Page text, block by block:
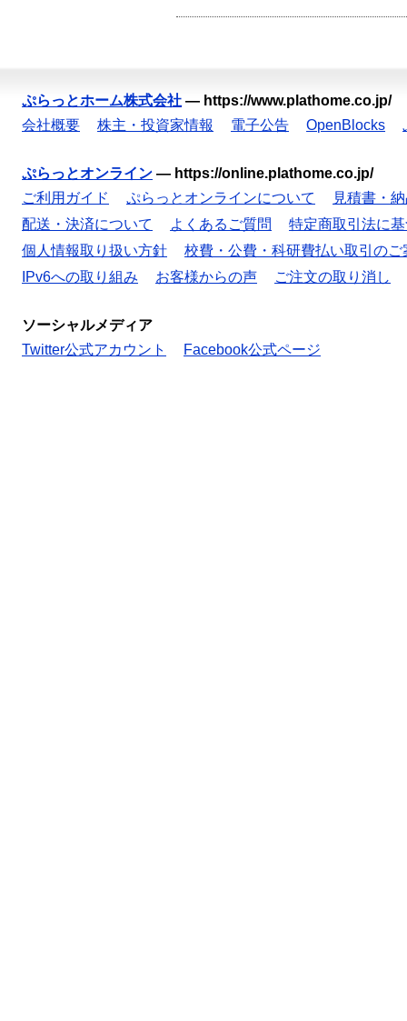
ぷらっとホーム株式会社 — https://www.plathome.co.jp/
会社概要
株主・投資家情報 電子公告 OpenBlocks
ぷらっとオンライン — https://online.plathome.co.jp/
ご利用ガイド
ぷらっとオンラインについて
見積書・
配送・決済について
よくあるご質問
特定商取引法に
個人情報取り扱い方針
校費・公費・科研費払い取引のご
IPv6への取り組み
お客様からの声 ご注文の取り消し
ソーシャルメディア
Twitter公式アカウント
Facebook公式ページ